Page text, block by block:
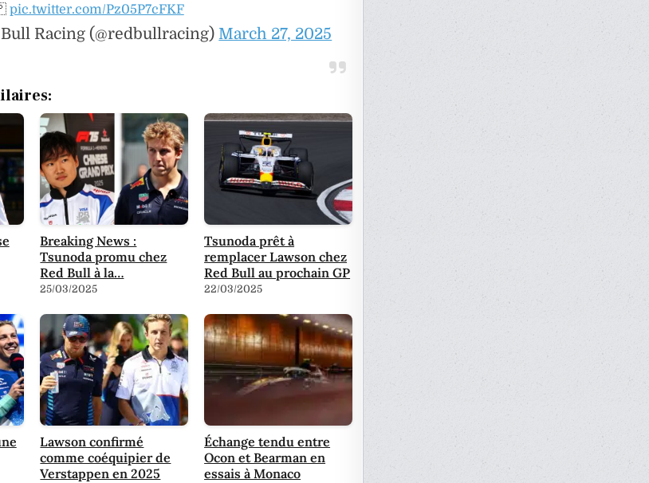
pic.twitter.com/Pz05P7cFKF
Racing (@redbullracing) March 27, 2025
Breaking News :
Tsunoda promu chez
Red Bull à la…
25/03/2025
Tsunoda prêt à
remplacer Lawson chez
Red Bull au prochain GP
22/03/2025
Lawson confirmé
comme coéquipier de
Verstappen en 2025
Échange tendu entre
Ocon et Bearman en
essais à Monaco